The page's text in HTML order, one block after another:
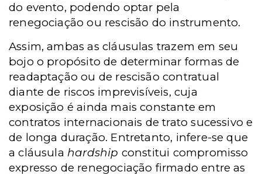
do evento, podendo optar pela
renegociação ou rescisão do instrumento.
Assim, ambas as cláusulas trazem em seu
bojo o propósito de determinar formas de
readaptação ou de rescisão contratual
diante de riscos imprevisíveis, cuja
exposição é ainda mais constante em
contratos internacionais de trato sucessivo e
de longa duração. Entretanto, infere-se que
a cláusula hardship constitui compromisso
expresso de renegociação firmado entre as